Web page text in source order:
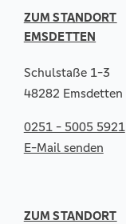
ZUM STANDORT
EMSDETTEN
Schulstaße 1-3
48282 Emsdetten
0251 - 5005 5921
E-Mail senden
ZUM STANDORT